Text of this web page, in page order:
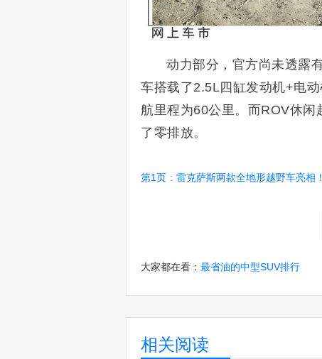
动力部分，官方尚未透露
车搭载了2.5L四缸发动机+电
航里程为60公里。而ROV休
了零排放。
第1页 : 雷克萨斯两款全地形越野车亮相！搭新能源动力
大家都在看： 最省油的中型SUV排行
相关阅读